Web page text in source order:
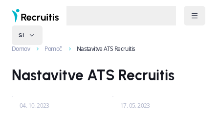
SI
Domov Pomoč Nastavitve ATS Recruitis
Nastavitve ATS Recruitis
04. 10. 2023 17. 05. 2023